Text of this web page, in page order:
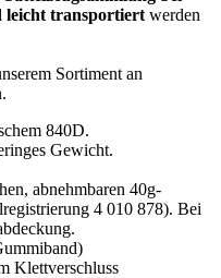
leicht transportiert werden
Sortiment an
840D.
Gewicht.
abnehmbaren 40g-
4 010 878). Bei
Klettverschluss